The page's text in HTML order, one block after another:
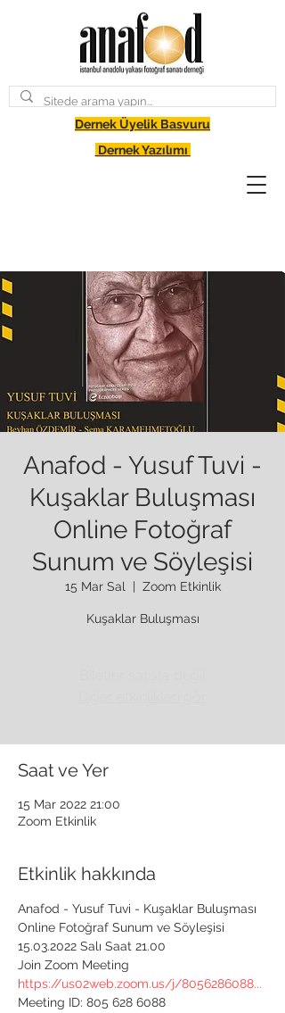
Dernek Üyelik Basvuru
Dernek Yazılımı
Anafod - Yusuf Tuvi -
Kuşaklar Buluşması
Online Fotoğraf
Sunum ve Söyleşisi
15 Mar Sal Zoom Etkinlik
Kuşaklar Buluşması
Saat ve Yer
15 Mar 2022 21:00
Zoom Etkinlik
Etkinlik hakkında
Anafod - Yusuf Tuvi - Kuşaklar Buluşması
Online Fotoğraf Sunum ve Söyleşisi
15.03.2022 Salı Saat 21.00
Join Zoom Meeting
https://us02web.zoom.us/j/8056286088...
Meeting ID: 805 628 6088